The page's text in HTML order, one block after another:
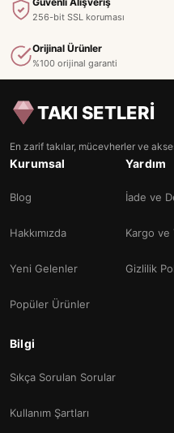
256-bit SSL koruması
Orijinal Ürünler
%100 orijinal garanti
TAKI SETLERİ
En zarif takılar, mücevherler ve
Kurumsal
Blog
Hakkımızda
Yeni Gelenler
Popüler Ürünler
Yardım
İade ve
Kargo ve
Gizlilik
Bilgi
Sıkça Sorulan Sorular
Kullanım Şartları